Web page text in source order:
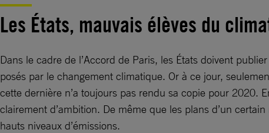
Les États, mauvais élèves du
Dans le cadre de l’Accord de Paris, les États doivent
posés par le changement climatique. Or à ce jour,
cette dernière n’a toujours pas rendu sa copie pour 2020.
clairement d’ambition. De même que les plans d’un
hauts niveaux d’émissions.